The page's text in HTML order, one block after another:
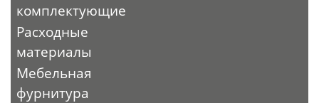
комплектующие
Расходные
материалы
Мебельная
фурнитура